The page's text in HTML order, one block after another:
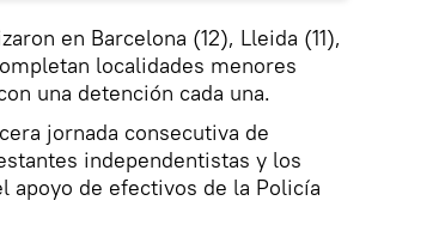
en Barcelona (12), Lleida (11),
localidades menores
una detención cada una.
jornada consecutiva de
independentistas y los
apoyo de efectivos de la Policía